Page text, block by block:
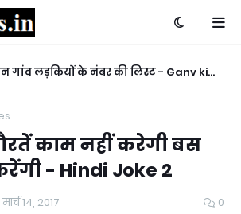
गांव लड़कियों के नंबर की लिस्ट - Ganv ki
काम नहीं करेगी बस
- Hindi Joke 2
मार्च 14, 2017 0